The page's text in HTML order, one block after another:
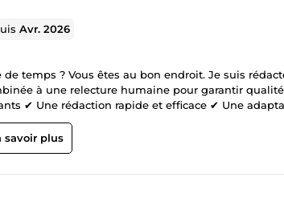
Avr. 2026
temps ? Vous êtes au bon endroit. Je suis
à une relecture humaine pour garantir
✔ Une rédaction rapide et efficace ✔ Une
de contenus : Descriptions de produits (e-
💡 Pourquoi me choisir ? ✔ Réponse
texte est soigneusement relu et amélioré pour
savoir plus